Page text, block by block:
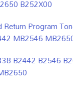
B252X00
Return Program
MB2546
B2442 B2546